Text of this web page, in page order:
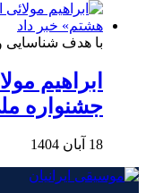
با هدف شناسایی
ابراهیم
جشنواره
18 آبان 1404